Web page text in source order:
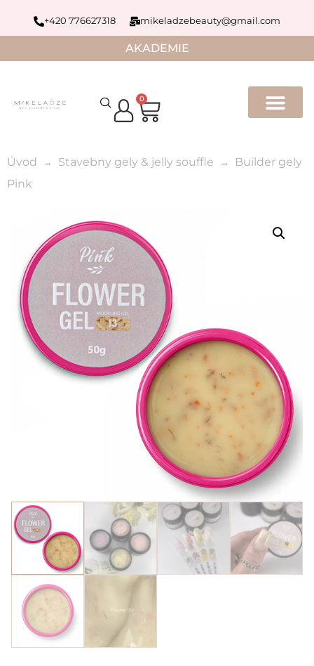
+420 776627318 mikeladzebeauty@gmail.com
AKADEMIE
0
Úvod Stavebny gely & jelly souffle
Builder gely
Pink